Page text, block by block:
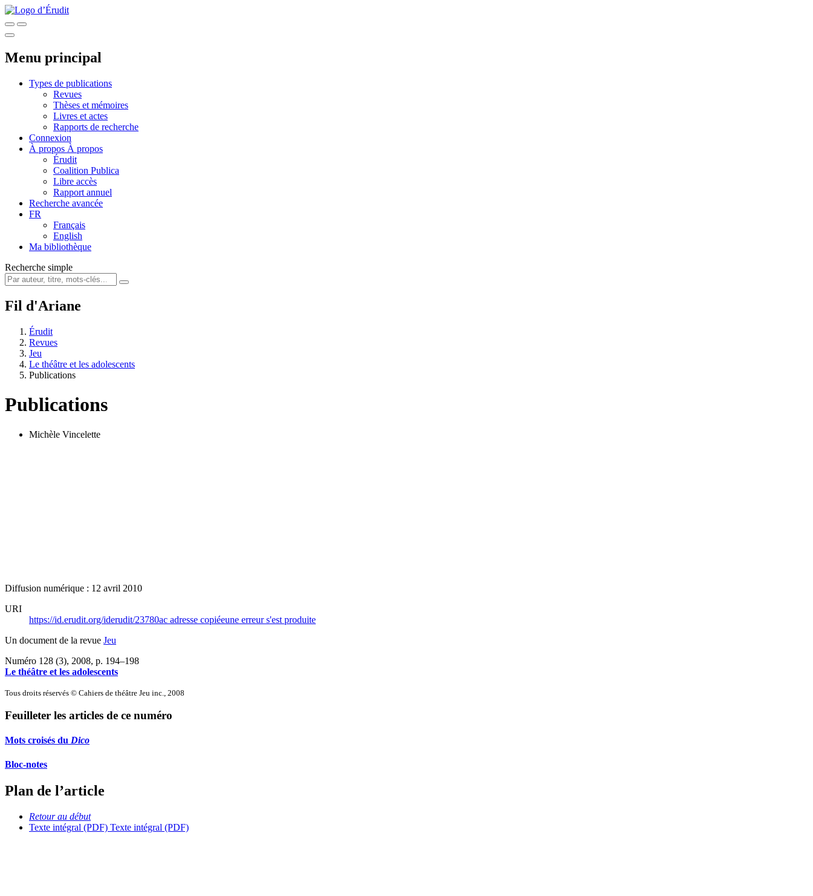
Menu principal
Types de publications
Revues
Thèses et mémoires
Livres et actes
Rapports de recherche
Connexion
À propos À propos
Érudit
Coalition Publica
Libre accès
Rapport annuel
Recherche avancée
FR
Français
English
Ma bibliothèque
Recherche simple
Fil d'Ariane
Érudit
Revues
Jeu
Le théâtre et les adolescents
Publications
Publications
Michèle Vincelette
Diffusion numérique : 12 avril 2010
URI
https://id.erudit.org/iderudit/23780ac adresse copiéeune erreur s'est produite
Un document de la revue Jeu
Numéro 128 (3), 2008, p. 194–198
Le théâtre et les adolescents
Tous droits réservés © Cahiers de théâtre Jeu inc., 2008
Feuilleter les articles de ce numéro
Mots croisés du Dico
Bloc-notes
Plan de l’article
Retour au début
Texte intégral (PDF) Texte intégral (PDF)